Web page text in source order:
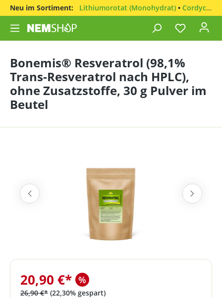
Neu im Sortiment: Lithiumorotat (Monohydrat) • Cordyceps sinensis
Bonemis® Resveratrol (98,1%
Trans-Resveratrol nach HPLC),
ohne Zusatzstoffe, 30 g Pulver im
Beutel
20,90 €* %
26,90 €* (22,30% gespart)